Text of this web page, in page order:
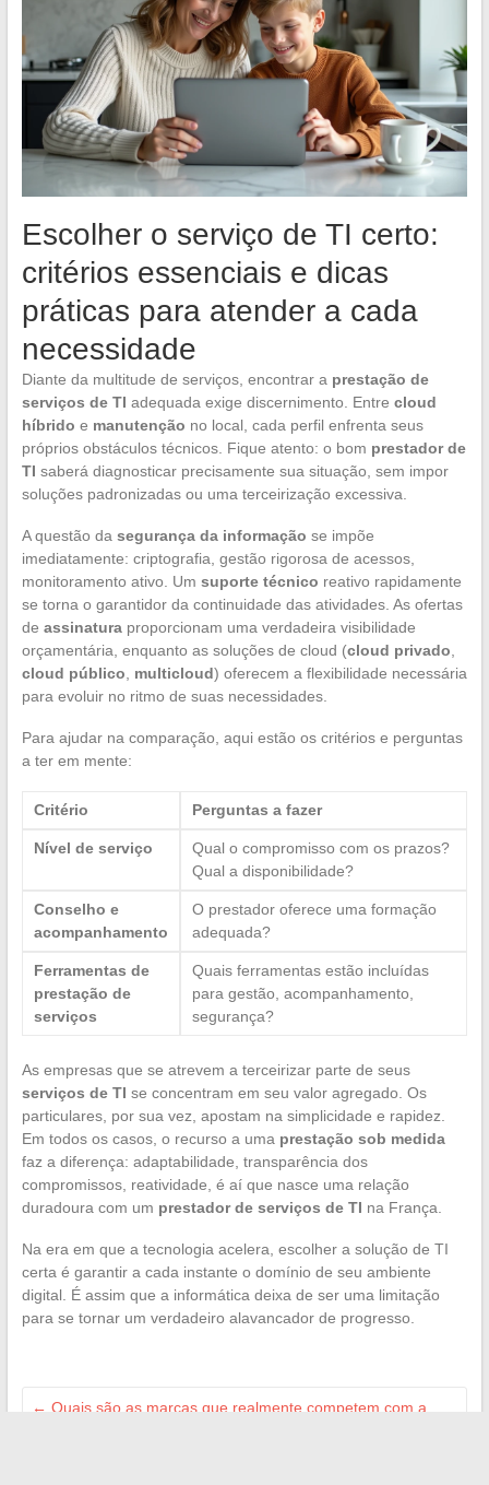
Escolher o serviço de TI certo:
critérios essenciais e dicas
práticas para atender a cada
necessidade
Diante da multitude de serviços, encontrar a prestação de
serviços de TI adequada exige discernimento. Entre cloud
híbrido e manutenção no local, cada perfil enfrenta seus
próprios obstáculos técnicos. Fique atento: o bom prestador de
TI saberá diagnosticar precisamente sua situação, sem impor
soluções padronizadas ou uma terceirização excessiva.
A questão da segurança da informação se impõe
imediatamente: criptografia, gestão rigorosa de acessos,
monitoramento ativo. Um suporte técnico reativo rapidamente
se torna o garantidor da continuidade das atividades. As ofertas
de assinaturaproporcionam uma verdadeira visibilidade
orçamentária, enquanto as soluções de cloud (cloud privado
cloud público
multicloud) oferecem a flexibilidade necessária
para evoluir no ritmo de suas necessidades.
Para ajudar na comparação, aqui estão os critérios e perguntas
a ter em mente:
Critério Perguntas a fazer
Nível de serviço
Qual o compromisso com os prazos?
Qual a disponibilidade?
Conselho e
acompanhamento
O prestador oferece uma formação
adequada?
Ferramentas de
prestação de
serviços
Quais ferramentas estão incluídas
para gestão, acompanhamento,
segurança?
As empresas que se atrevem a terceirizar parte de seus
serviços de TI se concentram em seu valor agregado. Os
particulares, por sua vez, apostam na simplicidade e rapidez.
Em todos os casos, o recurso a uma prestação sob medida
faz a diferença: adaptabilidade, transparência dos
compromissos, reatividade, é aí que nasce uma relação
duradoura com um prestador de serviços de TI na França.
Na era em que a tecnologia acelera, escolher a solução de TI
certa é garantir a cada instante o domínio de seu ambiente
digital. É assim que a informática deixa de ser uma limitação
para se tornar um verdadeiro alavancador de progresso.
← Quais são as marcas que realmente competem com a